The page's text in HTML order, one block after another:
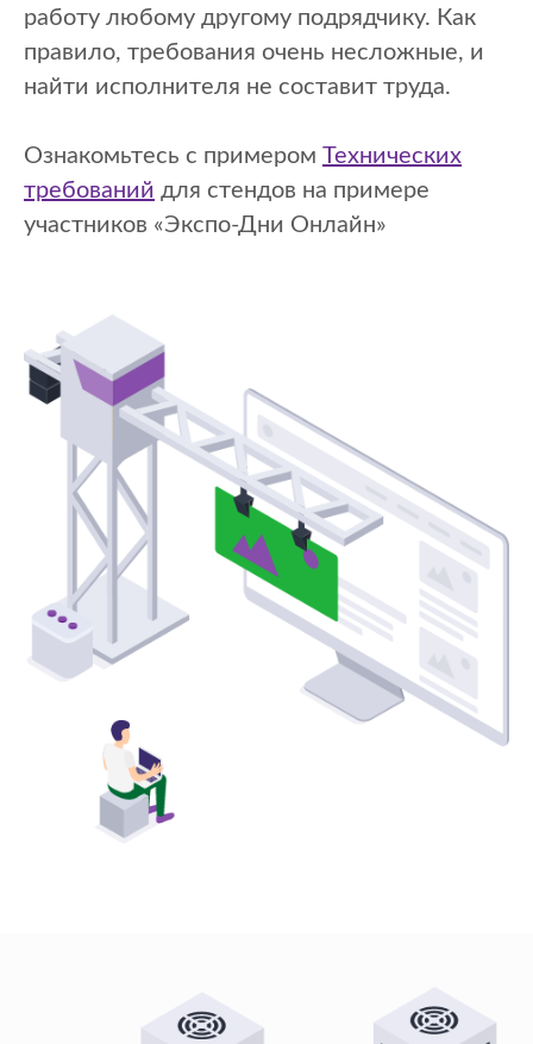
работу любому другому подрядчику. Как
правило, требования очень несложные, и
найти исполнителя не составит труда.
Ознакомьтесь с примером Технических
требований для стендов на примере
участников «Экспо-Дни Онлайн»